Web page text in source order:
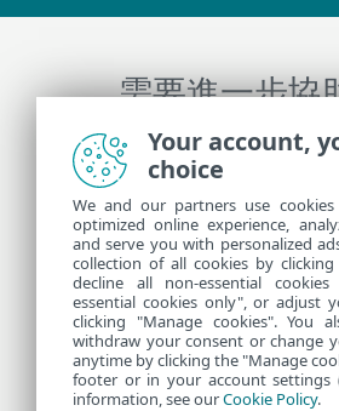
需要進一步協
連絡 ESET 技術支
更多資訊
支援新聞
客戶諮詢
Your account,
choice
We and our partners use
optimized online experience,
and serve you with personalized
collection of all cookies by
decline all non-essential
essential cookies only", or adjust
clicking "Manage cookies". You
withdraw your consent or change
anytime by clicking the "Manage
footer or in your account settings
information, see ourCookie Policy.